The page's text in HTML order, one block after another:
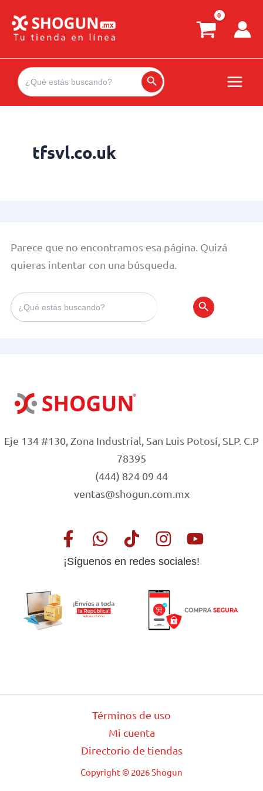
contenido
Search
for:
tfsvl.co.uk
Parece que no encontramos esa página. Quizá
quieras intentar con una búsqueda.
Search
for:
Eje 134 #130, Zona Industrial, San Luis Potosí, SLP. C.P
78395
(444) 824 09 44
ventas@shogun.com.mx
¡Síguenos en redes sociales!
Términos de uso
Mi cuenta
Directorio de tiendas
Copyright © 2026 Shogun